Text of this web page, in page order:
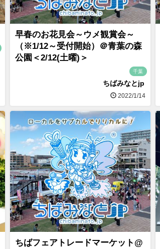
早春のお花見会～ウメ観賞会～
（※1/12～受付開始）＠青葉の森
公園＜2/12(土曜)＞
千葉
ちばみなとjp
2022/1/14
ちばフェアトレードマーケット@